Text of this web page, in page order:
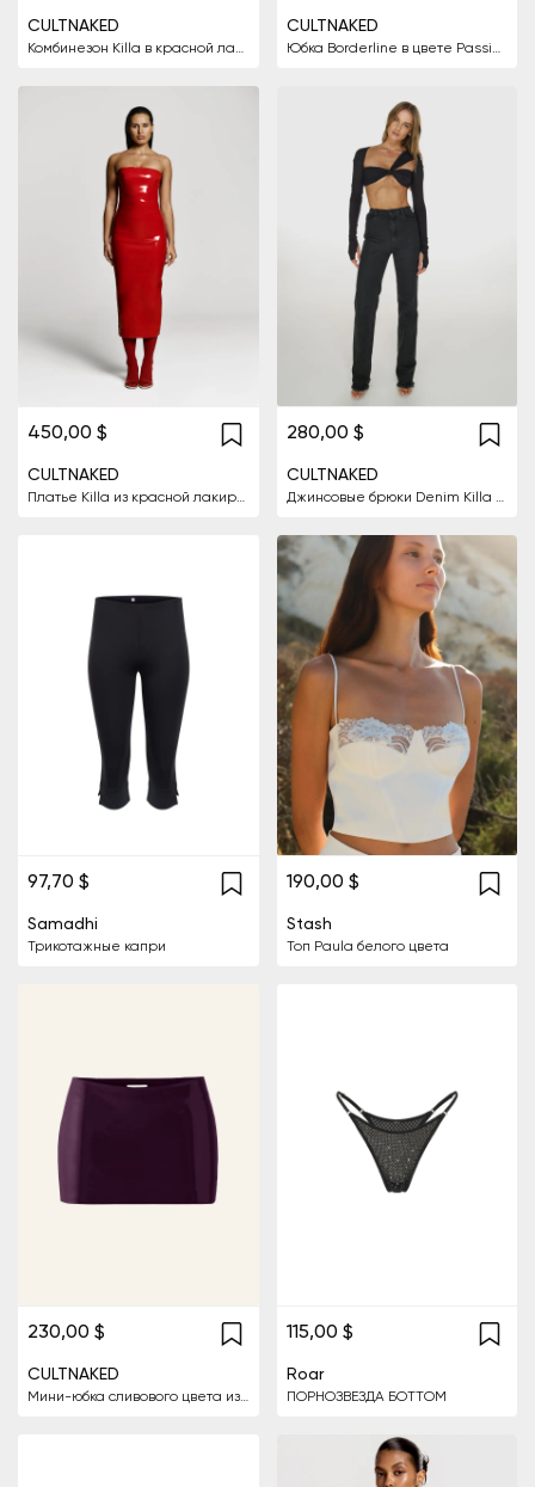
CULTNAKED CULTNAKED
450,00 $
CULTNAKED
Платье Killa из красной лакированной кожи
280,00 $
CULTNAKED
Джинсовые брюки Denim Killa цвета оникс.
97,70 $
Samadhi
Трикотажные капри
190,00 $
Stash
Топ Paula белого цвета
230,00 $
CULTNAKED
115,00 $
Roar
ПОРНОЗВЕЗДА БОТТОМ